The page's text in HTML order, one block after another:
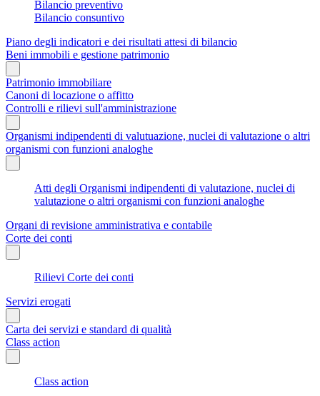
Bilancio preventivo
Bilancio consuntivo
Piano degli indicatori e dei risultati attesi di bilancio
Beni immobili e gestione patrimonio
Patrimonio immobiliare
Canoni di locazione o affitto
Controlli e rilievi sull'amministrazione
Organismi indipendenti di valutuazione, nuclei di valutazione o altri
organismi con funzioni analoghe
Atti degli Organismi indipendenti di valutazione, nuclei di
valutazione o altri organismi con funzioni analoghe
Organi di revisione amministrativa e contabile
Corte dei conti
Rilievi Corte dei conti
Servizi erogati
Carta dei servizi e standard di qualità
Class action
Class action